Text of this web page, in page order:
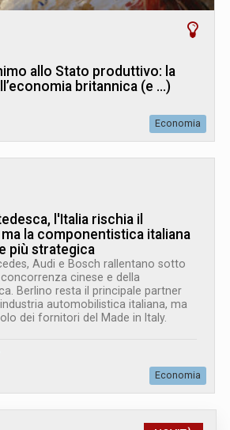
allo Stato produttivo: la
britannica (e ...)
Economia
l'Italia rischia il
la componentistica italiana
più strategica
Audi e Bosch rallentano sotto
cinese e della
Berlino resta il principale partner
automobilistica italiana, ma
dei fornitori del Made in Italy.
Economia